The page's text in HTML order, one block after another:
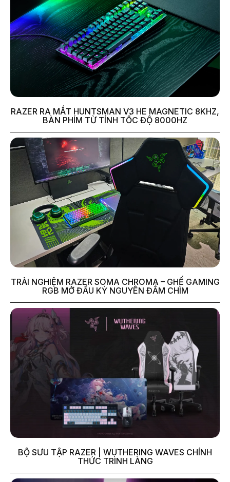
RAZER RA MẮT HUNTSMAN V3 HE MAGNETIC 8KHZ,
BÀN PHÍM TỪ TÍNH TỐC ĐỘ 8000HZ
TRẢI NGHIỆM RAZER SOMA CHROMA – GHẾ GAMING
RGB MỞ ĐẦU KỶ NGUYÊN ĐẮM CHÌM
BỘ SƯU TẬP RAZER | WUTHERING WAVES CHÍNH
THỨC TRÌNH LÀNG